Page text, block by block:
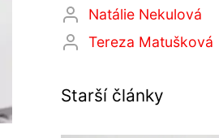
Natálie Nekulová
Tereza Matušková
Starší články